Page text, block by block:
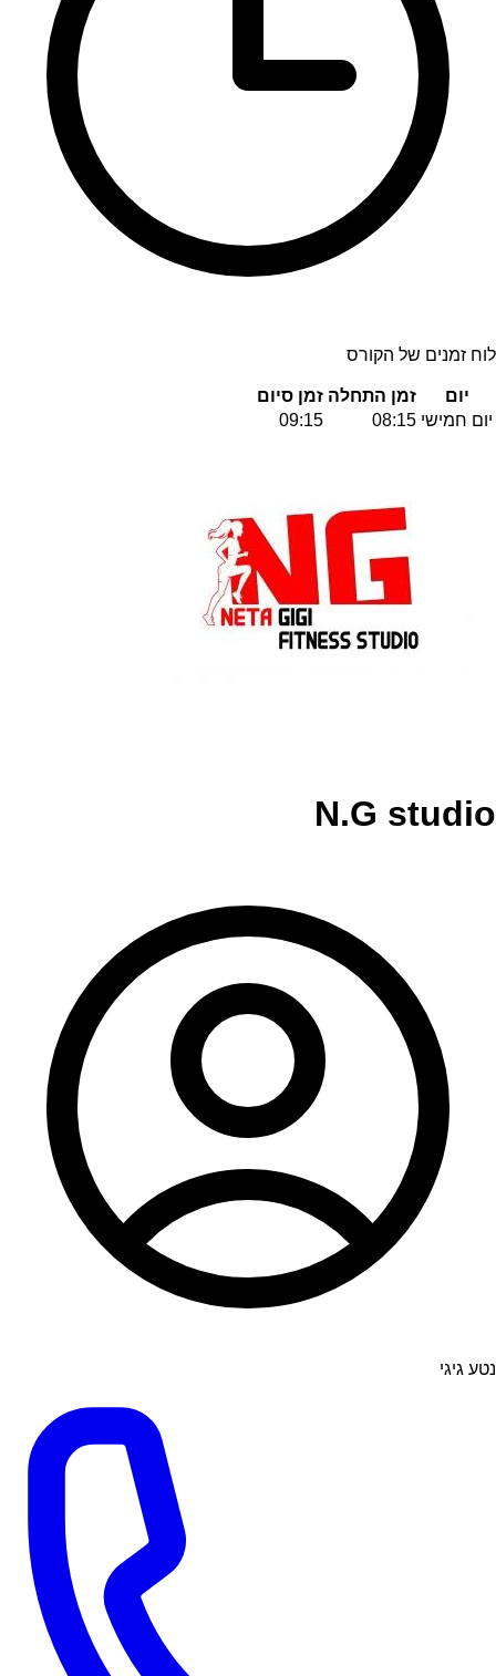
לוח זמנים של הקורס
יום זמן התחלה זמן סיום
יום חמישי 08:15
09:15
N.G studio
נטע גיגי